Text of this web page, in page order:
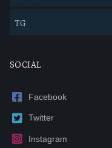
TG
SOCIAL
Facebook
Twitter
Instagram